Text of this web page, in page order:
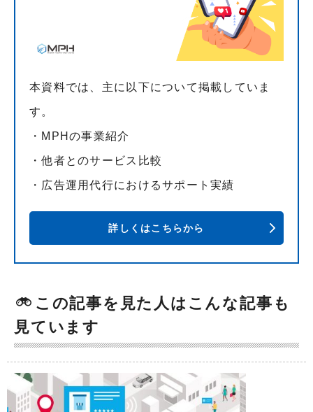
本資料では、主に以下について掲載していま
す。
・MPHの事業紹介
・他者とのサービス比較
・広告運用代行におけるサポート実績
詳しくはこちらから
この記事を見た人はこんな記事も
見ています